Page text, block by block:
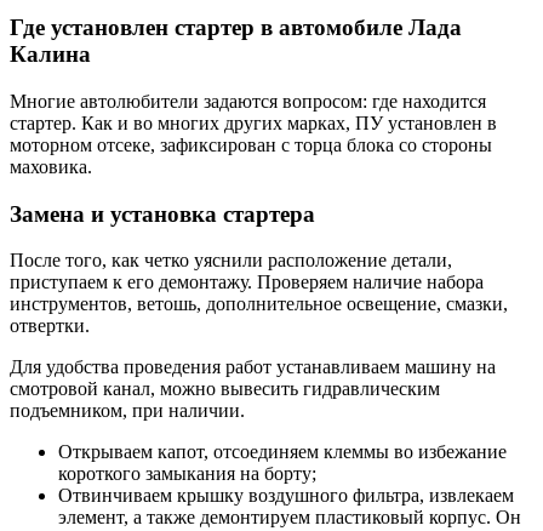
Где установлен стартер в автомобиле Лада
Калина
Многие автолюбители задаются вопросом: где находится
стартер. Как и во многих других марках, ПУ установлен в
моторном отсеке, зафиксирован с торца блока со стороны
маховика.
Замена и установка стартера
После того, как четко уяснили расположение детали,
приступаем к его демонтажу. Проверяем наличие набора
инструментов, ветошь, дополнительное освещение, смазки,
отвертки.
Для удобства проведения работ устанавливаем машину на
смотровой канал, можно вывесить гидравлическим
подъемником, при наличии.
Открываем капот, отсоединяем клеммы во избежание
короткого замыкания на борту;
Отвинчиваем крышку воздушного фильтра, извлекаем
элемент, а также демонтируем пластиковый корпус. Он